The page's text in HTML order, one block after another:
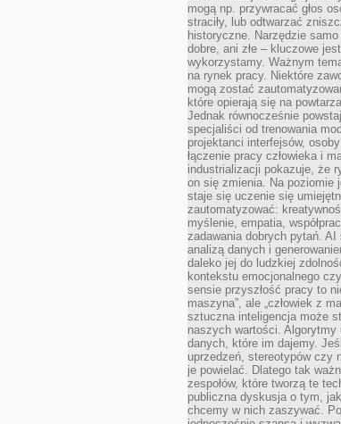
mogą np. przywracać głos
straciły, lub odtwarzać
historyczne. Narzędzie
dobre, ani złe – kluczowe
wykorzystamy. Ważnym
na rynek pracy. Niektóre
mogą zostać
które opierają się na
Jednak równocześnie
specjaliści od trenowania
projektanci interfejsów,
łączenie pracy człowieka i
industrializacji pokazuje, że
on się zmienia. Na poziomie
staje się uczenie się
zautomatyzować:
myślenie, empatia,
zadawania dobrych pytań.
analizą danych i
daleko jej do ludzkiej
kontekstu emocjonalnego
sensie przyszłość pracy to
maszyna”, ale „człowiek z
sztuczna inteligencja może
naszych wartości.
danych, które im dajemy.
uprzedzeń, stereotypów czy
je powielać. Dlatego tak
zespołów, które tworzą te
publiczna dyskusja o tym,
chcemy w nich zaszywać.